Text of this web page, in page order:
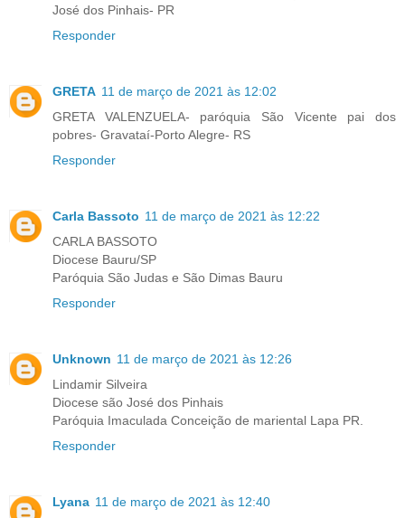
José dos Pinhais- PR
Responder
GRETA 11 de março de 2021 às 12:02
GRETA VALENZUELA- paróquia São Vicente pai dos
pobres- Gravataí-Porto Alegre- RS
Responder
Carla Bassoto 11 de março de 2021 às 12:22
CARLA BASSOTO
Diocese Bauru/SP
Paróquia São Judas e São Dimas Bauru
Responder
Unknown 11 de março de 2021 às 12:26
Lindamir Silveira
Diocese são José dos Pinhais
Paróquia Imaculada Conceição de mariental Lapa PR.
Responder
Lyana 11 de março de 2021 às 12:40